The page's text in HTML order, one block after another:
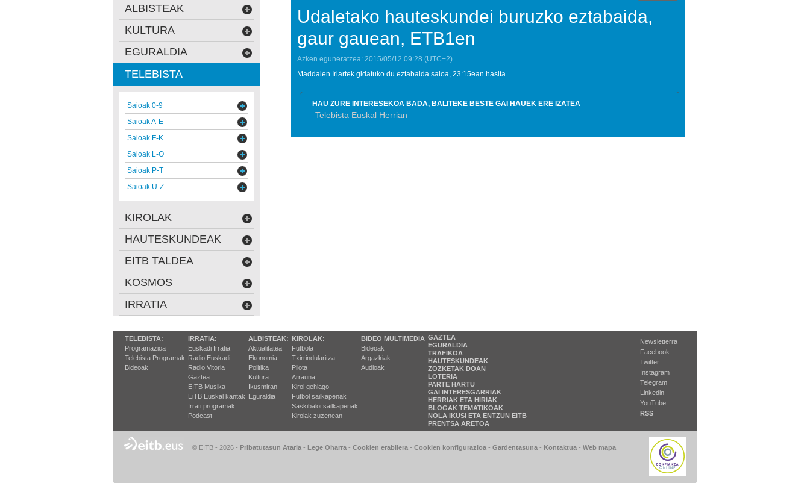
Udaletako hauteskundei buruzko eztabaida,
gaur gauean, ETB1en
Azken eguneratzea: 2015/05/12 09:28 (UTC+2)
Maddalen Iriartek gidatuko du eztabaida saioa, 23:15ean hasita.
HAU ZURE INTERESEKOA BADA, BALITEKE BESTE GAI HAUEK ERE IZATEA
Telebista Euskal Herrian
ALBISTEAK
KULTURA
EGURALDIA
TELEBISTA
Saioak 0-9
Saioak A-E
Saioak F-K
Saioak L-O
Saioak P-T
Saioak U-Z
KIROLAK
HAUTESKUNDEAK
EITB TALDEA
KOSMOS
IRRATIA
TELEBISTA:
Programazioa
Telebista Programak
Bideoak
IRRATIA:
Euskadi Irratia
Radio Euskadi
Radio Vitoria
Gaztea
EITB Musika
EiTB Euskal kantak
Irrati programak
Podcast
ALBISTEAK:
Aktualitatea
Ekonomia
Politika
Kultura
Ikusmiran
Eguraldia
KIROLAK:
Futbola
Txirrindularitza
Pilota
Arrauna
Kirol gehiago
Futbol sailkapenak
Saskibaloi sailkapenak
Kirolak zuzenean
BIDEO MULTIMEDIA
Bideoak
Argazkiak
Audioak
GAZTEA
EGURALDIA
TRAFIKOA
HAUTESKUNDEAK
ZOZKETAK DOAN
LOTERIA
PARTE HARTU
GAI INTERESGARRIAK
HERRIAK ETA HIRIAK
BLOGAK TEMATIKOAK
NOLA IKUSI ETA ENTZUN EITB
PRENTSA ARETOA
Newsletterra
Facebook
Twitter
Instagram
Telegram
Linkedin
YouTube
RSS
© EITB - 2026 - Pribatutasun Ataria - Lege Oharra - Cookien erabilera - Cookien konfigurazioa - Gardentasuna - Kontaktua - Web mapa